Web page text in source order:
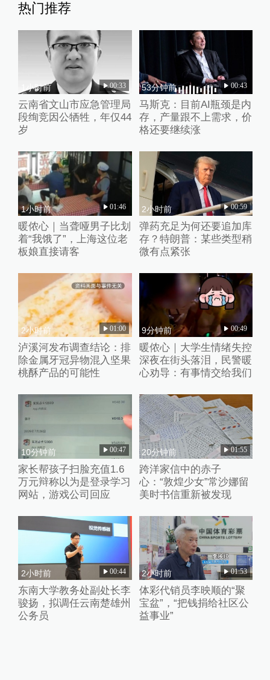
热门推荐
1小时前 00:33
云南省文山市应急管理局
段绚竞因公牺牲，年仅44
岁
53分钟前 00:43
马斯克：目前AI瓶颈是内
存，产量跟不上需求，价
格还要继续涨
1小时前 01:46
暖侬心｜当聋哑男子比划
着“我饿了”，上海这位老
板娘直接请客
2小时前 00:59
弹药充足为何还要追加库
存？特朗普：某些类型稍
微有点紧张
2小时前 01:00
泸溪河发布调查结论：排
除金属牙冠异物混入坚果
桃酥产品的可能性
9分钟前 00:49
暖侬心｜大学生情绪失控
深夜在街头落泪，民警暖
心劝导：有事情交给我们
10分钟前 00:47
家长帮孩子扫脸充值1.6
万元辩称以为是登录学习
网站，游戏公司回应
20分钟前 01:55
跨洋家信中的赤子
心：“敦煌少女”常沙娜留
美时书信重新被发现
2小时前 00:44
东南大学教务处副处长李
骏扬，拟调任云南楚雄州
公务员
2小时前 01:53
体彩代销员李映顺的“聚
宝盆”，“把钱捐给社区公
益事业”